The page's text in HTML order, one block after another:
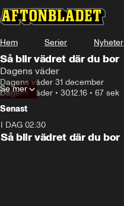
Hem Serier Nyheter
Så blir vädret där du bor
Dagens väder
Dagens väder 31 december
Dagens väder • 30.12.16 • 67 sek
Se mer
Senast
I DAG 02:30
Så blir vädret där du bor